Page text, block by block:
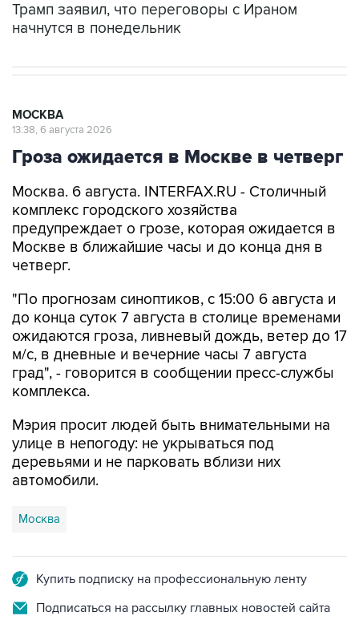
Трамп заявил, что переговоры с Ираном
начнутся в понедельник
МОСКВА
13:38, 6 августа 2026
Гроза ожидается в Москве в четверг
Москва. 6 августа. INTERFAX.RU - Столичный
комплекс городского хозяйства
предупреждает о грозе, которая ожидается в
Москве в ближайшие часы и до конца дня в
четверг.
"По прогнозам синоптиков, с 15:00 6 августа и
до конца суток 7 августа в столице временами
ожидаются гроза, ливневый дождь, ветер до 17
м/с, в дневные и вечерние часы 7 августа
град", - говорится в сообщении пресс-службы
комплекса.
Мэрия просит людей быть внимательными на
улице в непогоду: не укрываться под
деревьями и не парковать вблизи них
автомобили.
Москва
Купить подписку на профессиональную ленту
Подписаться на рассылку главных новостей сайта